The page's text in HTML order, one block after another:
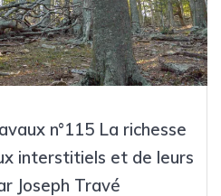
n°115 La richesse
interstitiels et de leurs
Joseph Travé